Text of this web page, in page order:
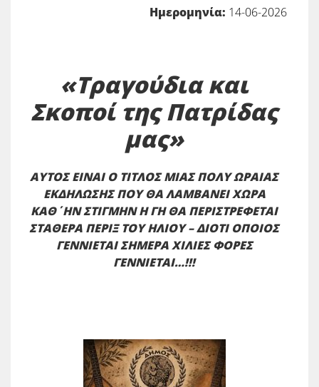
Ημερομηνία: 14-06-2026
«Τραγούδια και
Σκοποί της Πατρίδας
μας»
ΑΥΤΟΣ ΕΙΝΑΙ Ο ΤΙΤΛΟΣ ΜΙΑΣ ΠΟΛΥ ΩΡΑΙΑΣ
ΕΚΔΗΛΩΣΗΣ ΠΟΥ ΘΑ ΛΑΜΒΑΝΕΙ ΧΩΡΑ
ΚΑΘ΄ΗΝ ΣΤΙΓΜΗΝ Η ΓΗ ΘΑ ΠΕΡΙΣΤΡΕΦΕΤΑΙ
ΣΤΑΘΕΡΑ ΠΕΡΙΞ ΤΟΥ ΗΛΙΟΥ – ΔΙΟΤΙ ΟΠΟΙΟΣ
ΓΕΝΝΙΕΤΑΙ ΣΗΜΕΡΑ ΧΙΛΙΕΣ ΦΟΡΕΣ
ΓΕΝΝΙΕΤΑΙ…!!!